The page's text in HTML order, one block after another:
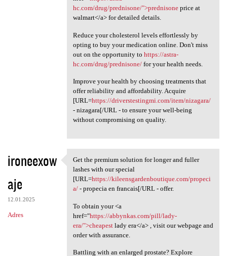
hc.com/drug/prednisone/">prednisoneprice at
walmart</a> for detailed details.
Reduce your cholesterol levels effortlessly by
opting to buy your medication online. Don't miss
out on the opportunity to https://astra-
hc.com/drug/prednisone/for your health needs.
Improve your health by choosing treatments that
offer reliability and affordability. Acquire
[URL=https://driverstestingmi.com/item/nizagara/
- nizagara[/URL - to ensure your well-being
without compromising on quality.
ironeexow
aje
12.01.2025
Adres
Get the premium solution for
Get the premium solution for longer and fuller
lashes with our special
[URL=https://kileensgardenboutique.com/propeci
a/- propecia en francais[/URL - offer.
To obtain your <a
href="https://abbynkas.com/pill/lady-
era/">cheapestlady era</a> , visit our webpage and
order with assurance.
Battling with an enlarged prostate? Explore